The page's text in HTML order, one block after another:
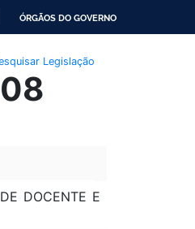
ÓRGÃOS DO GOVERNO
Legislação
DOCENTE E